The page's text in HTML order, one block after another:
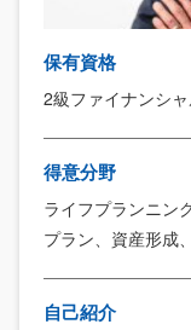
保有資格
2級ファイナンシ
得意分野
ライフプランニン
プラン、資産形成
自己紹介